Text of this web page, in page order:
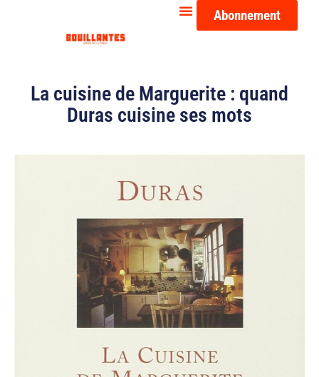
Abonnement
La cuisine de Marguerite : quand
Duras cuisine ses mots